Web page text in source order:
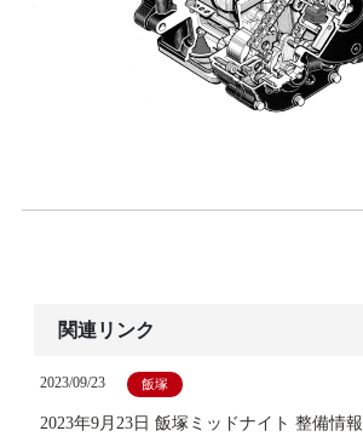
関連リンク
2023/09/23 飯塚
2023年9月23日 飯塚ミッドナイト 整備情報